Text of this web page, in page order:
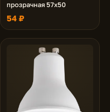
прозрачная 57x50
54 ₽